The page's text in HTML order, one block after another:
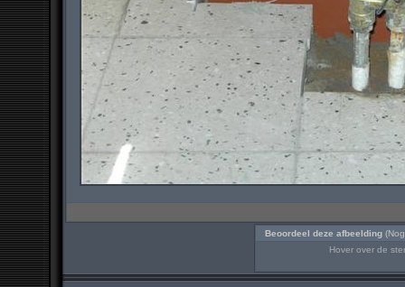
Beoordeel deze afbeelding
Hover over de